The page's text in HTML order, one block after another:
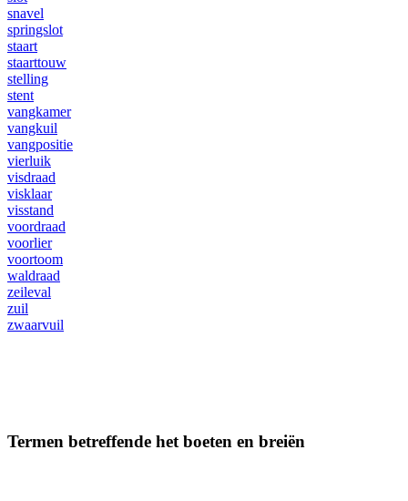
snavel
springslot
staart
staarttouw
stelling
stent
vangkamer
vangkuil
vangpositie
vierluik
visdraad
visklaar
visstand
voordraad
voorlier
voortoom
waldraad
zeileval
zuil
zwaarvuil
Termen betreffende het boeten en breiën